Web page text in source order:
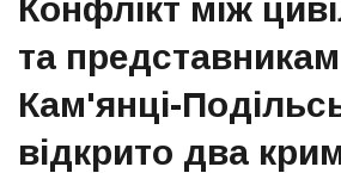
Конфлікт між
та
Кам'янці-
відкрито два